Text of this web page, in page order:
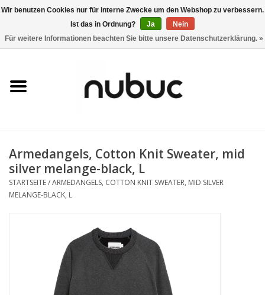
0 Artikel - CHF 0,00
Damen
Accessoires
Home
Armedangels, Cotton Knit Sweater, mid
silver melange-black, L
STARTSEITE/ARMEDANGELS, COTTON KNIT SWEATER, MID SILVER
MELANGE-BLACK, L
Wir benutzen Cookies nur für interne Zwecke um den Webshop zu verbessern.
Ist das in Ordnung?
Ja
Nein
Für weitere Informationen beachten Sie bitte unsere Datenschutzerklärung. »